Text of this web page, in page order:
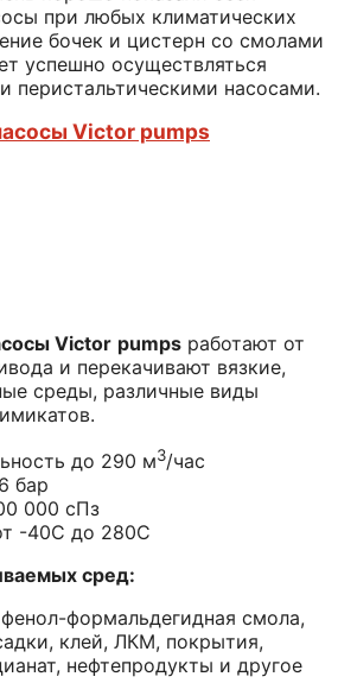
при любых климатических
бочек и цистерн со смолами
успешно осуществляться
насосами.
Victor pumps
Victor pumps работают от
и перекачивают вязкие,
среды, различные виды
до 290 м3/час
бар
000 сПз
-40С до 280С
сред:
формальдегидная смола,
клей, ЛКМ, покрытия,
нефтепродукты и другое